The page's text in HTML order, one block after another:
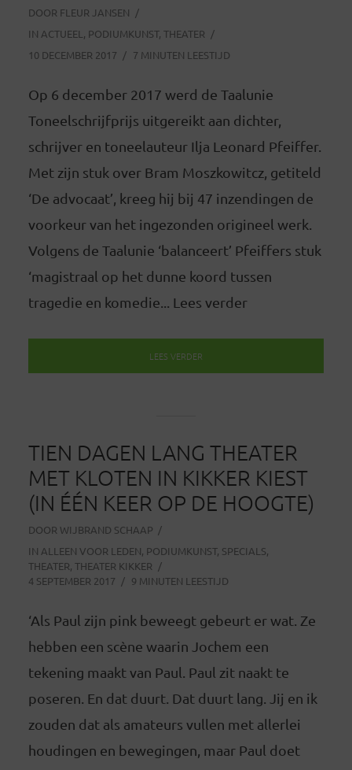
DOOR FLEUR JANSEN
IN ACTUEEL , PODIUMKUNST, THEATER
10 DECEMBER 2017
7 MINUTEN LEESTIJD
Op 6 december 2017 werd de Taalunie
Toneelschrijfprijs uitgereikt aan dichter,
schrijver en toneelauteur Ilja Leonard Pfeiffer.
Met zijn stuk over Bram Moszkowitcz, getiteld
‘De advocaat’, kreeg hij bij 47 inzendingen de
voorkeur van het ingezonden origineel werk.
Volgens de Taalunie ‘balanceert’ Pfeiffers stuk
‘magistraal op het dunne koord tussen
tragedie en komedie... Lees verder
LEES VERDER
TIEN DAGEN LANG THEATER
MET KLOTEN IN KIKKER KIEST
(IN ÉÉN KEER OP DE HOOGTE)
DOOR WIJBRAND SCHAAP
IN ALLEEN VOOR LEDEN, PODIUMKUNST, SPECIALS,
THEATER, THEATER KIKKER
4 SEPTEMBER 2017
9 MINUTEN LEESTIJD
‘Als Paul zijn pink beweegt gebeurt er wat. Ze
hebben een scène waarin Jochem een
tekening maakt van Paul. Paul zit naakt te
poseren. En dat duurt. Dat duurt lang. Jij en ik
zouden dat als amateurs vullen met allerlei
houdingen en bewegingen, maar Paul doet